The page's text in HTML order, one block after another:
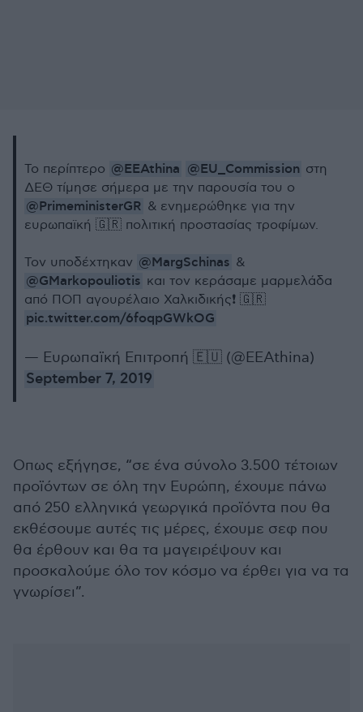
Το περίπτερο @EEAthina @EU_Commission στη
ΔΕΘ τίμησε σήμερα με την παρουσία του ο
@PrimeministerGR & ενημερώθηκε για την
ευρωπαϊκή 🇬🇷 πολιτική προστασίας τροφίμων.
Τον υποδέχτηκαν @MargSchinas &
@GMarkopouliotis και τον κεράσαμε μαρμελάδα
από ΠΟΠ αγουρέλαιο Χαλκιδικής❗️ 🇬🇷
pic.twitter.com/6foqpGWkOG
— Ευρωπαϊκή Επιτροπή 🇪🇺 (@EEAthina)
September 7, 2019
Οπως εξήγησε, “σε ένα σύνολο 3.500 τέτοιων
προϊόντων σε όλη την Ευρώπη, έχουμε πάνω
από 250 ελληνικά γεωργικά προϊόντα που θα
εκθέσουμε αυτές τις μέρες, έχουμε σεφ που
θα έρθουν και θα τα μαγειρέψουν και
προσκαλούμε όλο τον κόσμο να έρθει για να τα
γνωρίσει”.